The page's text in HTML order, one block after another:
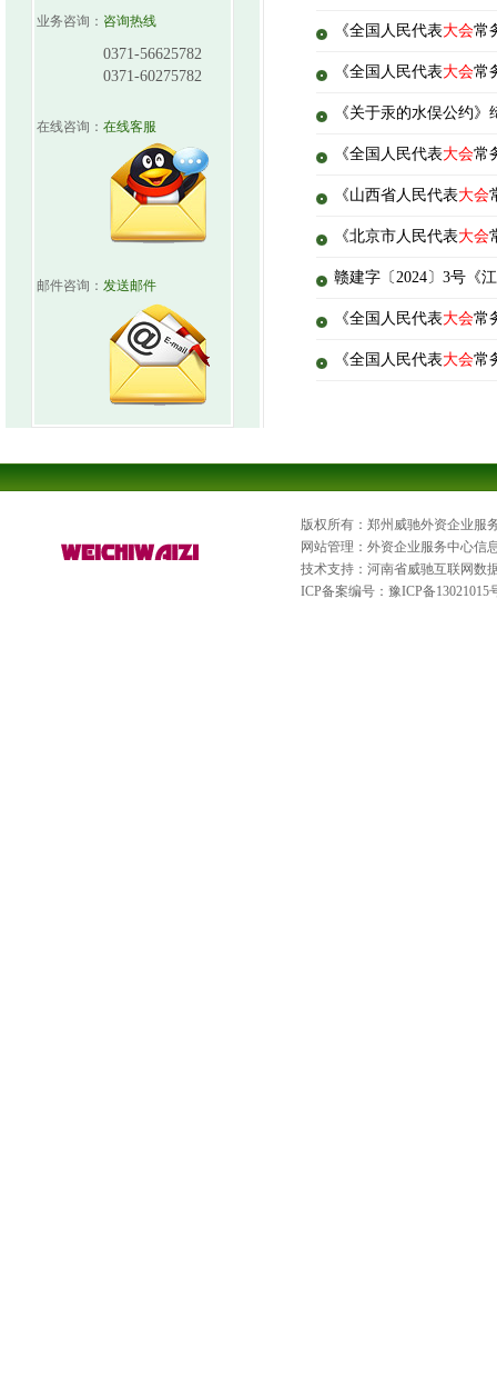
业务咨询： 咨询热线
0371-56625782
0371-60275782
在线咨询： 在线客服
邮件咨询： 发送邮件
《全国人民代表大会常
《全国人民代表大会常
《关于汞的水俣公约》
《全国人民代表大会常
《山西省人民代表大会
《北京市人民代表大会
赣建字〔2024〕3号《
《全国人民代表大会常
《全国人民代表大会常
版权所有：郑州威驰外资企业服
网站管理：外资企业服务中心信
技术支持：河南省威驰互联网数
ICP备案编号： 豫ICP备13021015